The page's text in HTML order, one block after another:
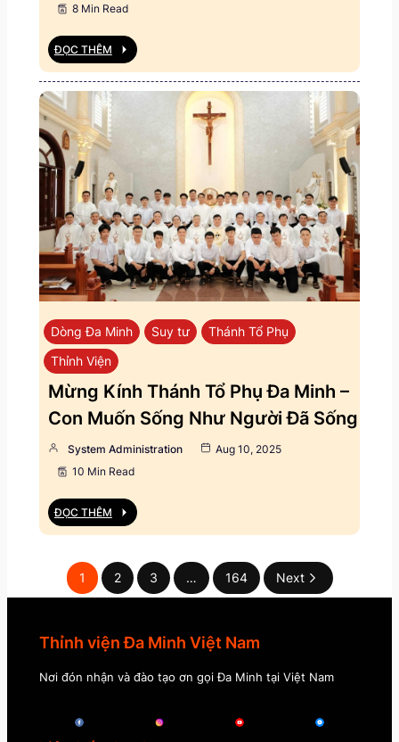
8 Min Read
ĐỌC THÊM
Dòng Đa Minh Suy tư
Thánh Tổ Phụ
Thỉnh Viện
Mừng Kính Thánh Tổ Phụ Đa Minh –
Con Muốn Sống Như Người Đã Sống
System Administration
Aug 10, 2025
10 Min Read
ĐỌC THÊM
1 2 3 … 164 Next
Thỉnh viện Đa Minh Việt Nam
Nơi đón nhận và đào tạo ơn gọi Đa Minh tại Việt Nam